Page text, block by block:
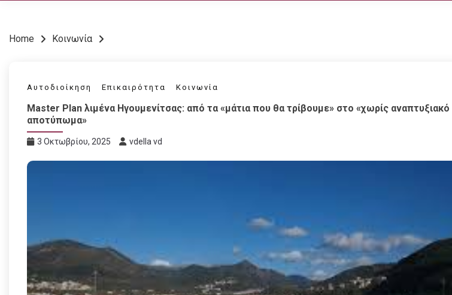
Home Κοινωνία
Αυτοδιοίκηση Επικαιρότητα Κοινωνία
Master Plan λιμένα Ηγουμενίτσας: από τα «μάτια που θα τρίβουμε» στο «χωρίς αναπτυξιακό
αποτύπωμα»
3 Οκτωβρίου, 2025 vdella vd